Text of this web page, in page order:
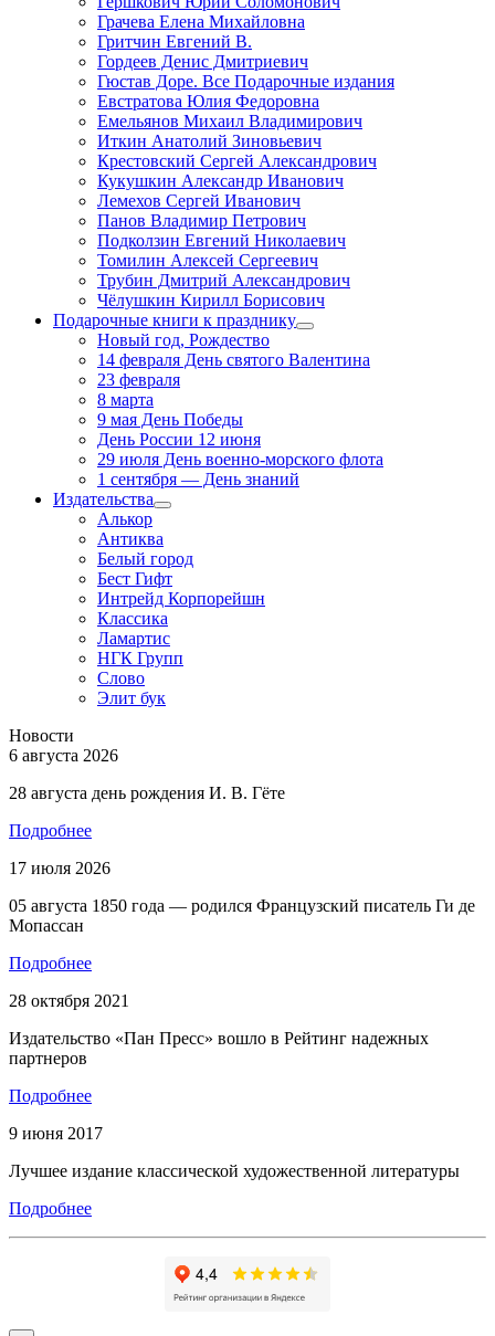
Грачева Елена Михайловна
Гритчин Евгений В.
Гордеев Денис Дмитриевич
Гюстав Доре. Все Подарочные издания
Евстратова Юлия Федоровна
Емельянов Михаил Владимирович
Иткин Анатолий Зиновьевич
Крестовский Сергей Александрович
Кукушкин Александр Иванович
Лемехов Сергей Иванович
Панов Владимир Петрович
Подколзин Евгений Николаевич
Томилин Алексей Сергеевич
Трубин Дмитрий Александрович
Чёлушкин Кирилл Борисович
Подарочные книги к празднику
Новый год, Рождество
14 февраля День святого Валентина
23 февраля
8 марта
9 мая День Победы
День России 12 июня
29 июля День военно-морского флота
1 сентября — День знаний
Издательства
Алькор
Антиква
Белый город
Бест Гифт
Интрейд Корпорейшн
Классика
Ламартис
НГК Групп
Слово
Элит бук
Новости
6 августа 2026
28 августа день рождения И. В. Гёте
Подробнее
17 июля 2026
05 августа 1850 года — родился Французский писатель Ги де
Мопассан
Подробнее
28 октября 2021
Издательство «Пан Пресс» вошло в Рейтинг надежных
партнеров
Подробнее
9 июня 2017
Лучшее издание классической художественной литературы
Подробнее